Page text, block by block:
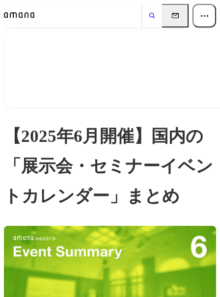
【2025年6月開催】国内の
「展示会・セミナーイベン
トカレンダー」まとめ